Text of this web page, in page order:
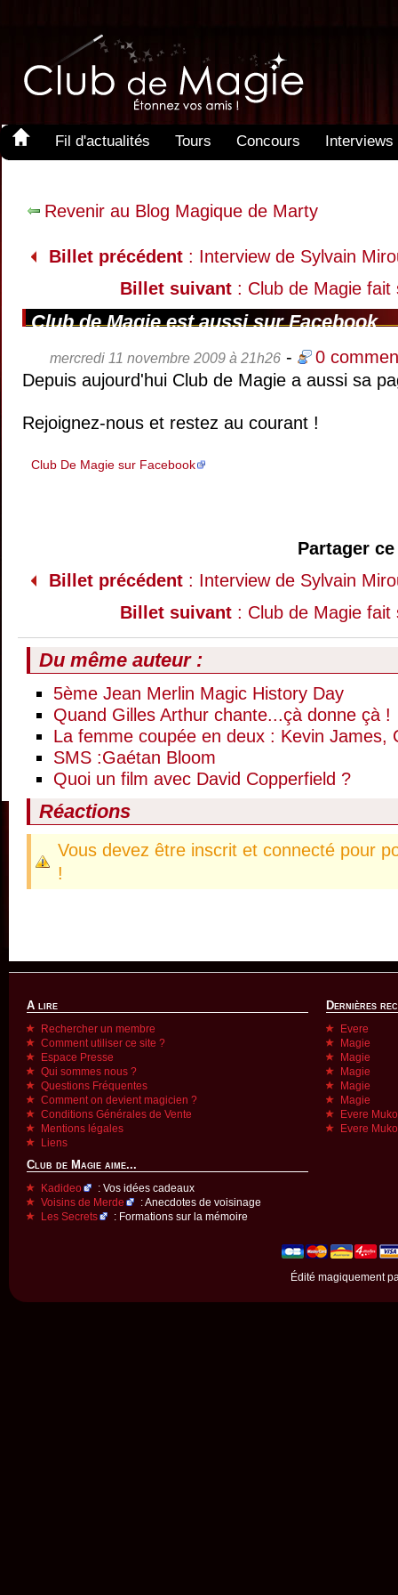
Fil d'actualités Tours Concours Interviews
Revenir au Blog Magique de Marty
Billet précédent : Interview de Sylvain
Billet suivant : Club de Magie
Club de Magie est aussi sur Facebook
mercredi 11 novembre 2009 à 21h26 -
0
Depuis aujourd'hui Club de Magie a aussi sa
Rejoignez-nous et restez au courant !
Club De Magie sur Facebook
Partager
Billet précédent : Interview de Sylvain
Billet suivant : Club de Magie
Du même auteur :
5ème Jean Merlin Magic History Day
Quand Gilles Arthur chante...çà donne çà !
La femme coupée en deux : Kevin James,
SMS :Gaétan Bloom
Quoi un film avec David Copperfield ?
Réactions
Vous devez être inscrit et connecté pour
!
A lire
Rechercher un membre
Comment utiliser ce site ?
Espace Presse
Qui sommes nous ?
Questions Fréquentes
Comment on devient magicien ?
Conditions Générales de Vente
Mentions légales
Liens
Club de Magie aime...
Kadideo
: Vos idées cadeaux
Voisins de Merde
: Anecdotes de voisinage
Les Secrets
: Formations sur la mémoire
Dernières
Evere
Magie
Magie
Magie
Magie
Magie
Evere
Evere
Édité magiquement